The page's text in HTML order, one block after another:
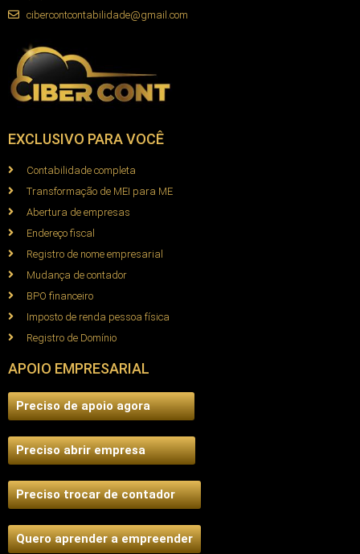
cibercontcontabilidade@gmail.com
EXCLUSIVO PARA VOCÊ
Contabilidade completa
Transformação de MEI para ME
Abertura de empresas
Endereço fiscal
Registro de nome empresarial
Mudança de contador
BPO financeiro
Imposto de renda pessoa física
Registro de Domínio
APOIO EMPRESARIAL
Preciso de apoio agora
Preciso abrir empresa
Preciso trocar de contador
Quero aprender a empreender